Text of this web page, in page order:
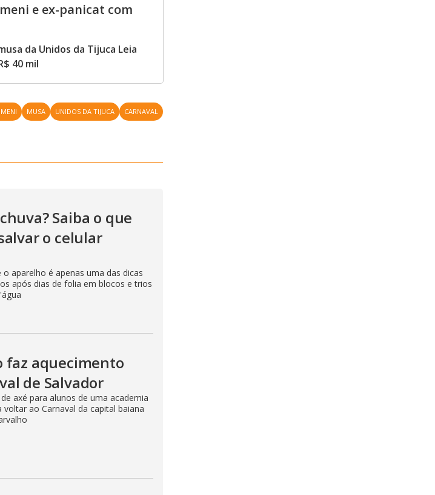
e ex-panicat com
da Unidos da Tijuca Leia
40 mil
MUSA UNIDOS DA TIJUCA CARNAVAL
Saiba o que
o celular
aparelho é apenas uma das dicas
após dias de folia em blocos e trios
faz aquecimento
de Salvador
axé para alunos de uma academia
voltar ao Carnaval da capital baiana